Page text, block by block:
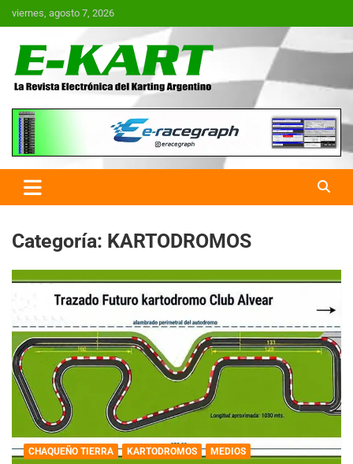
Saltar
al
viernes, agosto 7, 2026
E-Kart.com.ar | La Revista
Electrónica del Karting en
Argentina
Categoría: KARTODROMOS
CHAQUEÑO TIERRA KARTODROMOS MEDIOS